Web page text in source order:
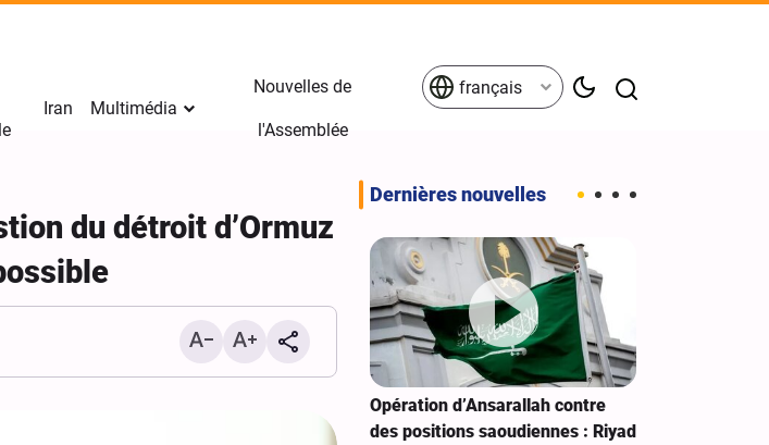
Iran Multimédia
Nouvelles de
l'Assemblée
français
du détroit d’Ormuz
Dernières nouvelles
Opération d’Ansarallah contre
des positions saoudiennes : Riyad